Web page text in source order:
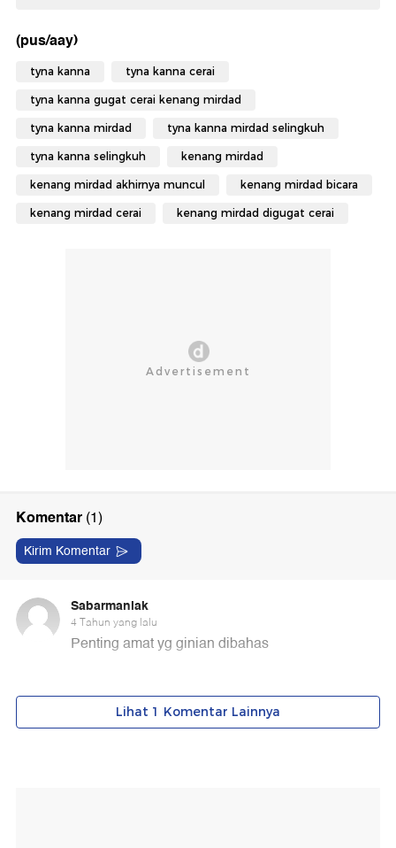
(pus/aay)
tyna kanna tyna kanna cerai
tyna kanna gugat cerai kenang mirdad
tyna kanna mirdad tyna kanna mirdad selingkuh
tyna kanna selingkuh kenang mirdad
kenang mirdad akhirnya muncul kenang mirdad bicara
kenang mirdad cerai kenang mirdad digugat cerai